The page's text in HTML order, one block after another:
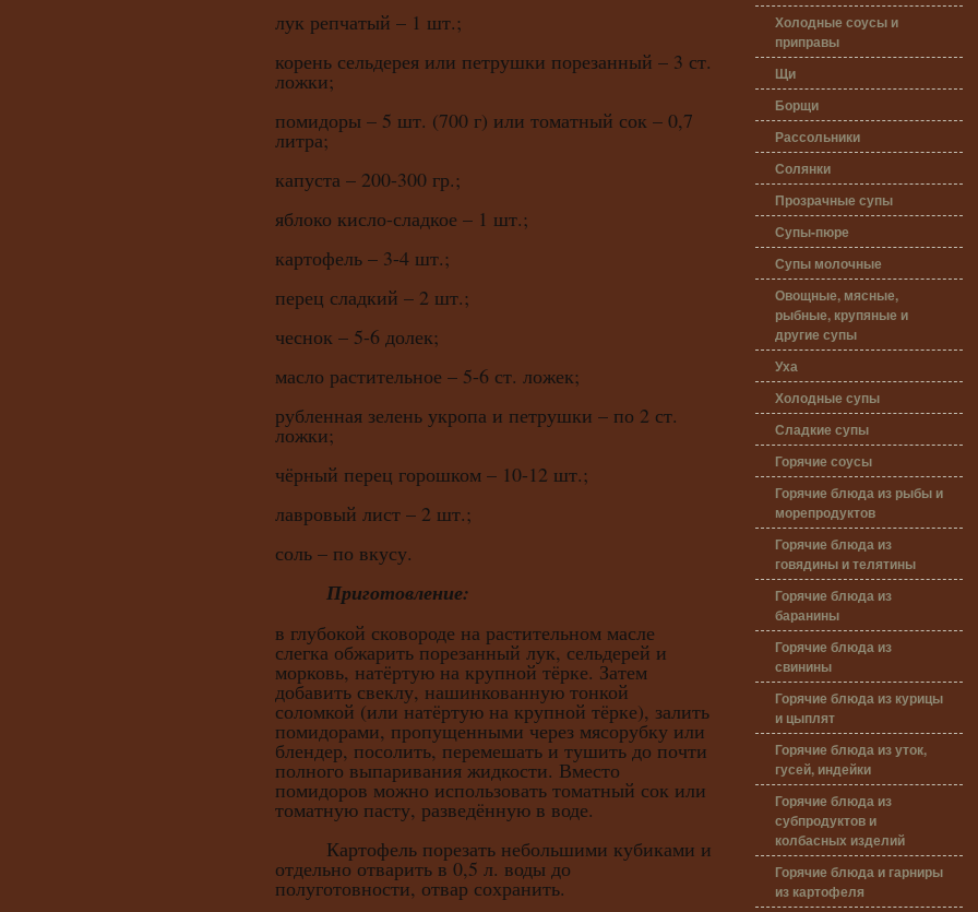
лук репчатый – 1 шт.;
корень сельдерея или петрушки порезанный – 3 ст.
ложки;
помидоры – 5 шт. (700 г) или томатный сок – 0,7
литра;
капуста – 200-300 гр.;
яблоко кисло-сладкое – 1 шт.;
картофель – 3-4 шт.;
перец сладкий – 2 шт.;
чеснок – 5-6 долек;
масло растительное – 5-6 ст. ложек;
рубленная зелень укропа и петрушки – по 2 ст.
ложки;
чёрный перец горошком – 10-12 шт.;
лавровый лист – 2 шт.;
соль – по вкусу.
Приготовление:
в глубокой сковороде на растительном масле
слегка обжарить порезанный лук, сельдерей и
морковь, натёртую на крупной тёрке. Затем
добавить свеклу, нашинкованную тонкой
соломкой (или натёртую на крупной тёрке), залить
помидорами, пропущенными через мясорубку или
блендер, посолить, перемешать и тушить до почти
полного выпаривания жидкости. Вместо
помидоров можно использовать томатный сок или
томатную пасту, разведённую в воде.
Картофель порезать небольшими кубиками и
отдельно отварить в 0,5 л. воды до
полуготовности, отвар сохранить.
Холодные соусы и
приправы
Щи
Борщи
Рассольники
Солянки
Прозрачные супы
Супы-пюре
Супы молочные
Овощные, мясные,
рыбные, крупяные и
другие супы
Уха
Холодные супы
Сладкие супы
Горячие соусы
Горячие блюда из рыбы и
морепродуктов
Горячие блюда из
говядины и телятины
Горячие блюда из
баранины
Горячие блюда из
свинины
Горячие блюда из курицы
и цыплят
Горячие блюда из уток,
гусей, индейки
Горячие блюда из
субпродуктов и
колбасных изделий
Горячие блюда и гарниры
из картофеля